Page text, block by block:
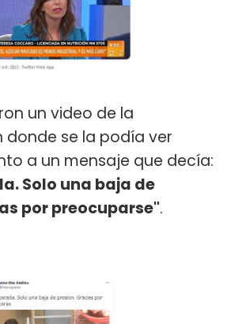
un video de la
donde se la podía ver
a un mensaje que decía:
Solo una baja de
por preocuparse".